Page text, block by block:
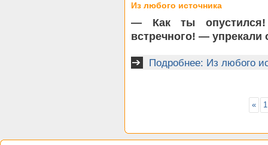
Из любого источника
— Как ты
встречного! —
Подробнее: Из любого
« 1